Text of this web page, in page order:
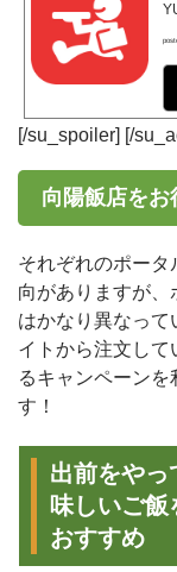
[/su_spoiler] [/
向陽飯店をお
それぞれのポータ
向がありますが、
はかなり異なって
イトから注文して
るキャンペーン
す！
出前をやっ
味しいご
おすすめ